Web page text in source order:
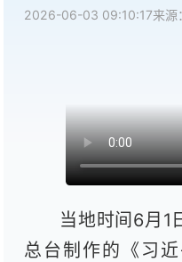
2026-06-03 09:10:17来源
当地时间6月1
总台制作的《习